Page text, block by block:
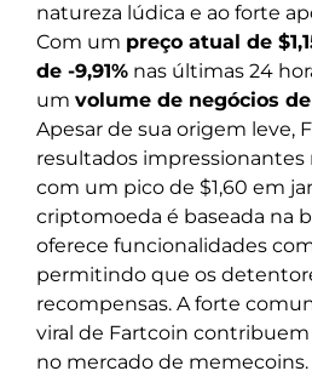
natureza lúdica e ao forte
Com um preço atual de
de -9,91% nas últimas 24
um volume de negócios de
Apesar de sua origem leve,
resultados
com um pico de $1,60 em
criptomoeda é baseada na
oferece funcionalidades
permitindo que os
recompensas. A forte
viral de Fartcoin contribuem
no mercado de memecoins.